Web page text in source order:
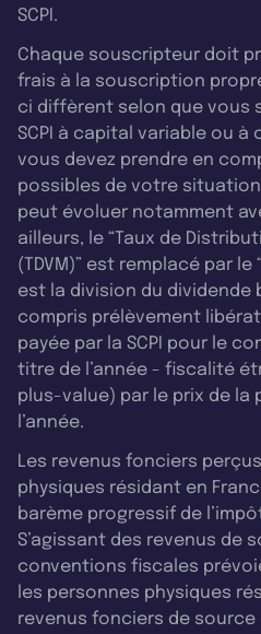
SCPI.
Chaque souscripteur doit
frais à la souscription
ci diffèrent selon que vous
SCPI à capital variable ou à
vous devez prendre en
possibles de votre
peut évoluer notamment
ailleurs, le “Taux de
(TDVM)” est remplacé par
est la division du dividende
compris prélèvement
payée par la SCPI pour le
titre de l’année - fiscalité
plus-value) par le prix de la
l’année.
Les revenus fonciers
physiques résidant en
barème progressif de
S’agissant des revenus de
conventions fiscales
les personnes physiques
revenus fonciers de